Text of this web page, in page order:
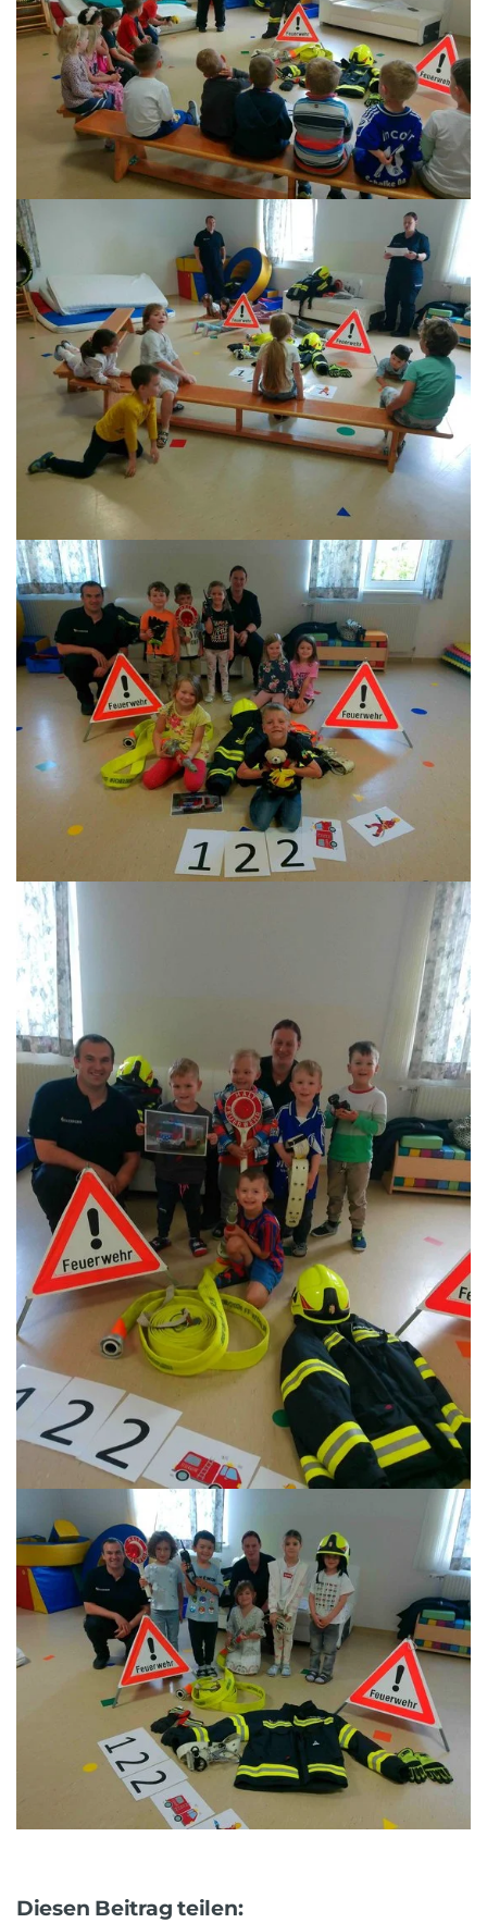
Diesen Beitrag teilen: